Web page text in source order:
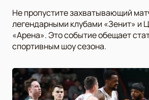
Не пропустите захватывающий
легендарными клубами «Зенит» и
«Арена». Это событие обещает
спортивным шоу сезона.